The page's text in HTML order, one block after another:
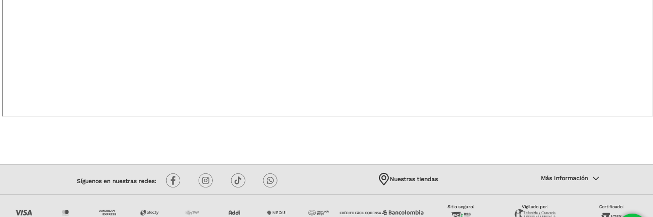
Síguenos en nuestras redes: Nuestras tiendas
Sitio seguro: Vigilado por: Certificado: